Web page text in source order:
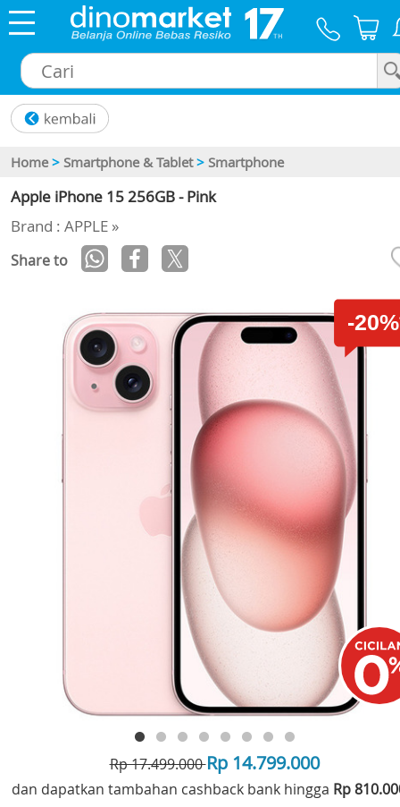
Home > Smartphone & Tablet > Smartphone
Apple iPhone 15 256GB - Pink
Brand : APPLE »
Share to
-
Rp 17.499.000Rp 14.799.000
dan dapatkan tambahan cashback bank hingga Rp